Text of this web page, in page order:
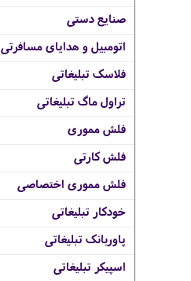
صنایع دستی
اتومبیل و هدایای مسافرتی
فلاسک تبلیغاتی
تراول ماگ تبلیغاتی
فلش مموری
فلش کارتی
فلش مموری اختصاصی
خودکار تبلیغاتی
پاوربانک تبلیغاتی
اسپیکر تبلیغاتی